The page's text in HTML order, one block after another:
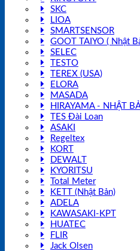
SKC
LIOA
SMARTSENSOR
GOOT TAIYO ( Nhật
SELEC
TESTO
TEREX (USA)
ELORA
MASADA
HIRAYAMA - NHẬT
TES Đài Loan
ASAKI
Regeltex
KORT
DEWALT
KYORITSU
Total Meter
KETT (Nhật Bản)
ADELA
KAWASAKI-KPT
HUATEC
FLIR
Jack Olsen